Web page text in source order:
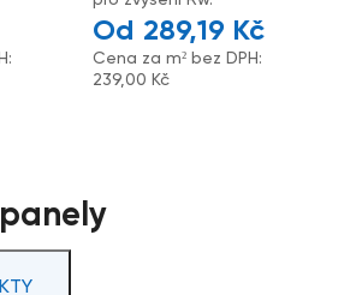
289,19 Kč
Cena za m² bez DPH:
239,00 Kč